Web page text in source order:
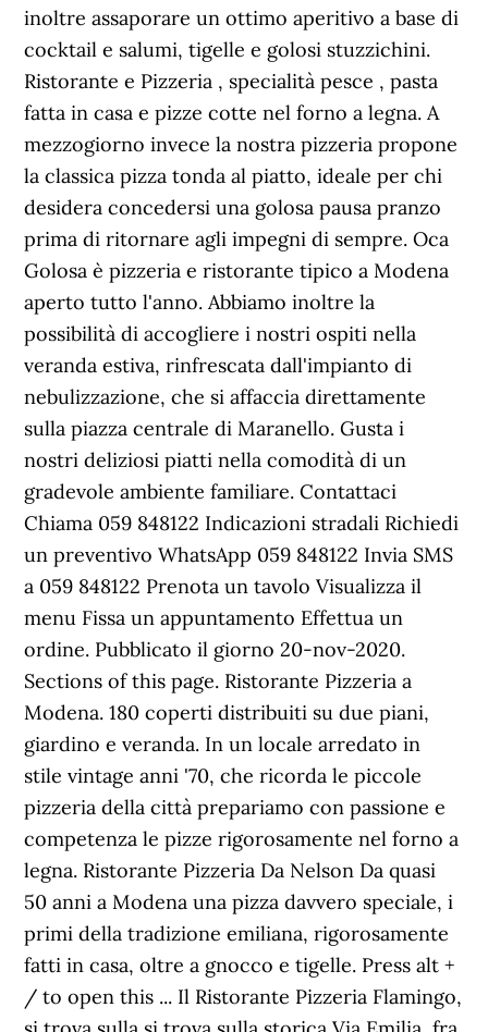
inoltre assaporare un ottimo aperitivo a base di
cocktail e salumi, tigelle e golosi stuzzichini.
Ristorante e Pizzeria , specialità pesce , pasta
fatta in casa e pizze cotte nel forno a legna. A
mezzogiorno invece la nostra pizzeria propone
la classica pizza tonda al piatto, ideale per chi
desidera concedersi una golosa pausa pranzo
prima di ritornare agli impegni di sempre. Oca
Golosa è pizzeria e ristorante tipico a Modena
aperto tutto l'anno. Abbiamo inoltre la
possibilità di accogliere i nostri ospiti nella
veranda estiva, rinfrescata dall'impianto di
nebulizzazione, che si affaccia direttamente
sulla piazza centrale di Maranello. Gusta i
nostri deliziosi piatti nella comodità di un
gradevole ambiente familiare. Contattaci
Chiama 059 848122 Indicazioni stradali Richiedi
un preventivo WhatsApp 059 848122 Invia SMS
a 059 848122 Prenota un tavolo Visualizza il
menu Fissa un appuntamento Effettua un
ordine. Pubblicato il giorno 20-nov-2020.
Sections of this page. Ristorante Pizzeria a
Modena. 180 coperti distribuiti su due piani,
giardino e veranda. In un locale arredato in
stile vintage anni '70, che ricorda le piccole
pizzeria della città prepariamo con passione e
competenza le pizze rigorosamente nel forno a
legna. Ristorante Pizzeria Da Nelson Da quasi
50 anni a Modena una pizza davvero speciale, i
primi della tradizione emiliana, rigorosamente
fatti in casa, oltre a gnocco e tigelle. Press alt +
/ to open this ... Il Ristorante Pizzeria Flamingo,